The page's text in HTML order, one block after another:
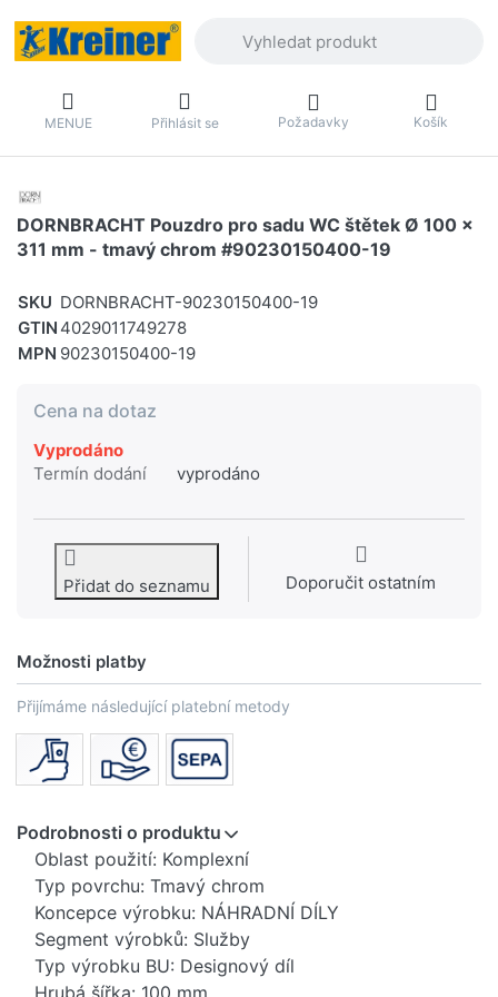
MENUE Přihlásit se Požadavky Košík
DORNBRACHT Pouzdro pro sadu WC štětek Ø 100 x
311 mm - tmavý chrom #90230150400-19
SKU DORNBRACHT-90230150400-19
GTIN 4029011749278
MPN 90230150400-19
Cena na dotaz
Vyprodáno
Termín dodání
vyprodáno
Přidat do seznamu Doporučit ostatním
Možnosti platby
Přijímáme následující platební metody
Podrobnosti o produktu
Oblast použití: Komplexní
Typ povrchu: Tmavý chrom
Koncepce výrobku: NÁHRADNÍ DÍLY
Segment výrobků: Služby
Typ výrobku BU: Designový díl
Hrubá šířka: 100 mm